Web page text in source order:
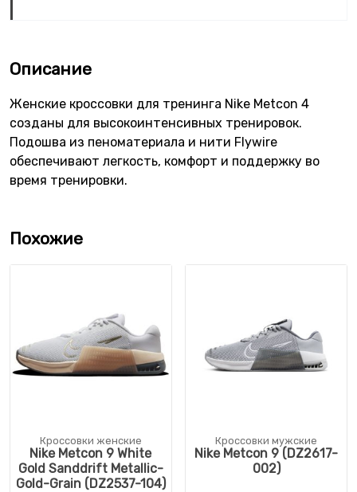
Описание
Женские кроссовки для тренинга Nike Metcon 4
созданы для высокоинтенсивных тренировок.
Подошва из пеноматериала и нити Flywire
обеспечивают легкость, комфорт и поддержку во
время тренировки.
Похожие
Кроссовки женские
Nike Metcon 9 White
Gold Sanddrift Metallic-
Gold-Grain (DZ2537-104)
Кроссовки мужские
Nike Metcon 9 (DZ2617-
002)